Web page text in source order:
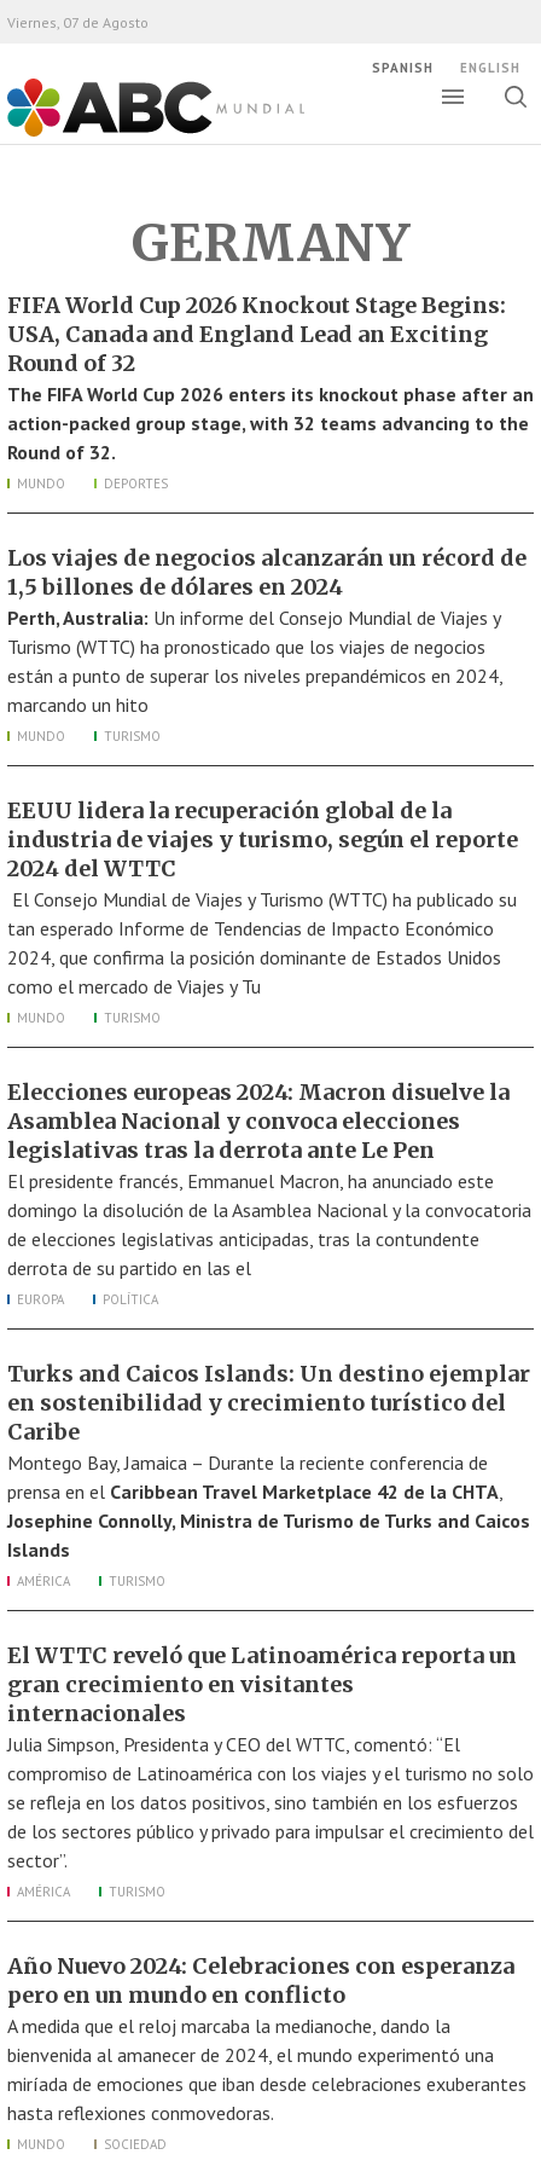
ABC Mundial
Viernes, 07 de Agosto
SPANISH ENGLISH
GERMANY
FIFA World Cup 2026 Knockout Stage Begins:
USA, Canada and England Lead an Exciting
Round of 32
The FIFA World Cup 2026 enters its knockout phase after an
action-packed group stage, with 32 teams advancing to the
Round of 32.
MUNDO DEPORTES
Los viajes de negocios alcanzarán un récord de
1,5 billones de dólares en 2024
Perth, Australia: Un informe del Consejo Mundial de Viajes y
Turismo (WTTC) ha pronosticado que los viajes de negocios
están a punto de superar los niveles prepandémicos en 2024,
marcando un hito
MUNDO TURISMO
EEUU lidera la recuperación global de la
industria de viajes y turismo, según el reporte
2024 del WTTC
El Consejo Mundial de Viajes y Turismo (WTTC) ha publicado su
tan esperado Informe de Tendencias de Impacto Económico
2024, que confirma la posición dominante de Estados Unidos
como el mercado de Viajes y Tu
MUNDO TURISMO
Elecciones europeas 2024: Macron disuelve la
Asamblea Nacional y convoca elecciones
legislativas tras la derrota ante Le Pen
El presidente francés, Emmanuel Macron, ha anunciado este
domingo la disolución de la Asamblea Nacional y la convocatoria
de elecciones legislativas anticipadas, tras la contundente
derrota de su partido en las el
EUROPA POLÍTICA
Turks and Caicos Islands: Un destino ejemplar
en sostenibilidad y crecimiento turístico del
Caribe
Montego Bay, Jamaica – Durante la reciente conferencia de
prensa en el Caribbean Travel Marketplace 42 de la CHTA,
Josephine Connolly, Ministra de Turismo de Turks and Caicos
Islands
AMÉRICA TURISMO
El WTTC reveló que Latinoamérica reporta un
gran crecimiento en visitantes
internacionales
Julia Simpson, Presidenta y CEO del WTTC, comentó: “El
compromiso de Latinoamérica con los viajes y el turismo no solo
se refleja en los datos positivos, sino también en los esfuerzos
de los sectores público y privado para impulsar el crecimiento del
sector”.
AMÉRICA TURISMO
Año Nuevo 2024: Celebraciones con esperanza
pero en un mundo en conflicto
A medida que el reloj marcaba la medianoche, dando la
bienvenida al amanecer de 2024, el mundo experimentó una
miríada de emociones que iban desde celebraciones exuberantes
hasta reflexiones conmovedoras.
MUNDO SOCIEDAD